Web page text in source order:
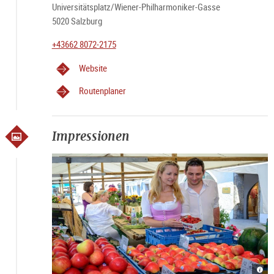
Universitätsplatz/Wiener-Philharmoniker-Gasse
5020 Salzburg
+43662 8072-2175
Website
Routenplaner
Impressionen